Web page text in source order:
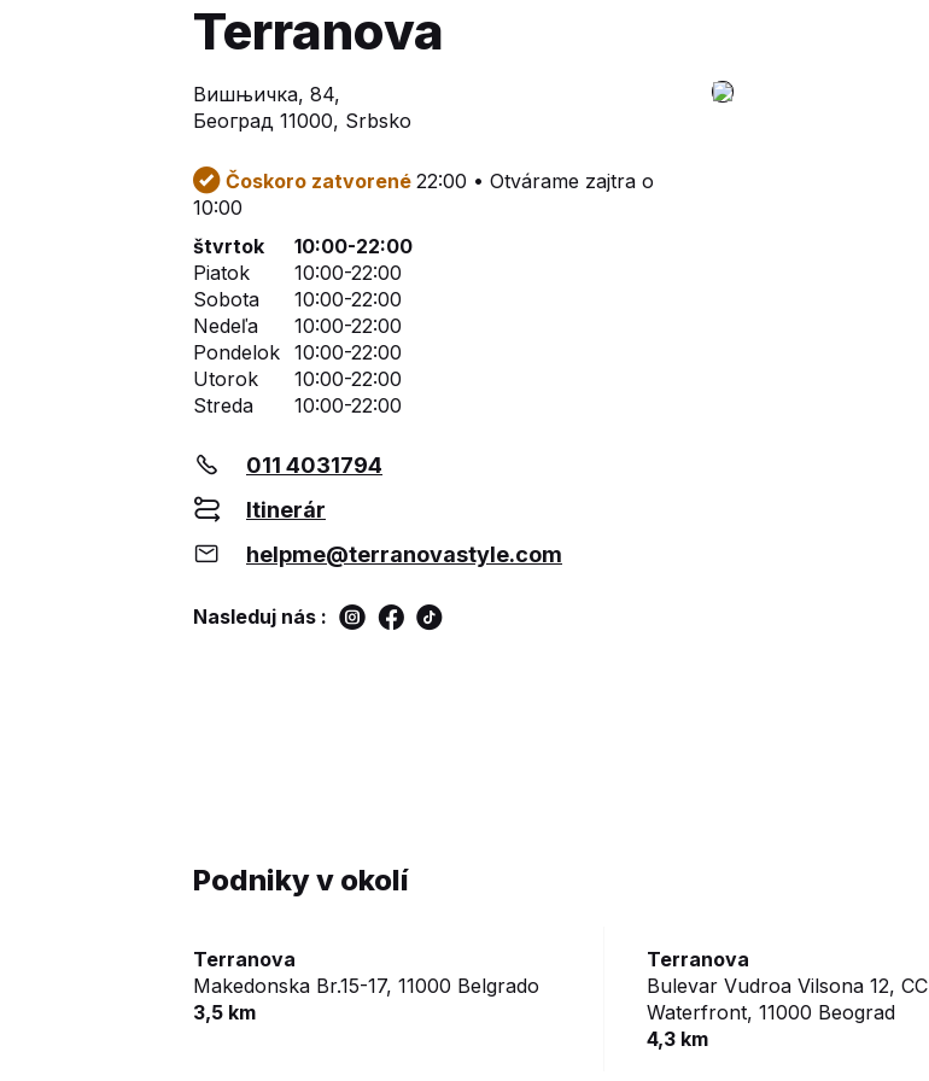
Terranova
Вишњичка, 84,
Београд 11000, Srbsko
Čoskoro zatvorené 22:00 • Otvárame zajtra o
10:00
štvrtok
10:00-22:00
Piatok
10:00-22:00
Sobota
10:00-22:00
Nedeľa
10:00-22:00
Pondelok 10:00-22:00
Utorok
10:00-22:00
Streda
10:00-22:00
011 4031794
Itinerár
helpme@terranovastyle.com
Nasleduj nás :
Podniky v okolí
Terranova
Makedonska Br.15-17, 11000 Belgrado
3,5 km
Terranova
Bulevar Vudroa Vilsona 12, CC
Waterfront, 11000 Beograd
4,3 km